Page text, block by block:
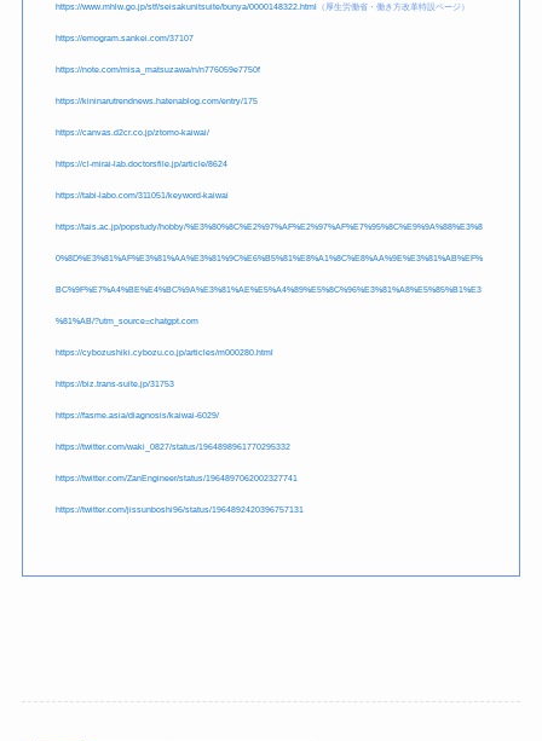
https://www.mhlw.go.jp/stf/seisakunitsuite/bunya/0000148322.html （厚生労働省・働き方改革特設ページ）
https://emogram.sankei.com/37107
https://note.com/misa_matsuzawa/n/n776059e7750f
https://kininarutrendnews.hatenablog.com/entry/175
https://canvas.d2cr.co.jp/ztomo-kaiwai/
https://cl-mirai-lab.doctorsfile.jp/article/8624
https://tabi-labo.com/311051/keyword-kaiwai
https://tais.ac.jp/popstudy/hobby/%E3%80%8C%E2%97%AF%E2%97%AF%E7%95%8C%E9%9A%88%E3%8
0%8D%E3%81%AF%E3%81%AA%E3%81%9C%E6%B5%81%E8%A1%8C%E8%AA%9E%E3%81%AB%EF%
BC%9F%E7%A4%BE%E4%BC%9A%E3%81%AE%E5%A4%89%E5%8C%96%E3%81%A8%E5%85%B1%E3
%81%AB/?utm_source=chatgpt.com
https://cybozushiki.cybozu.co.jp/articles/m000280.html
https://biz.trans-suite.jp/31753
https://fasme.asia/diagnosis/kaiwai-6029/
https://twitter.com/waki_0827/status/1964898961770295332
https://twitter.com/ZanEngineer/status/1964897062002327741
https://twitter.com/jissunboshi96/status/1964892420396757131